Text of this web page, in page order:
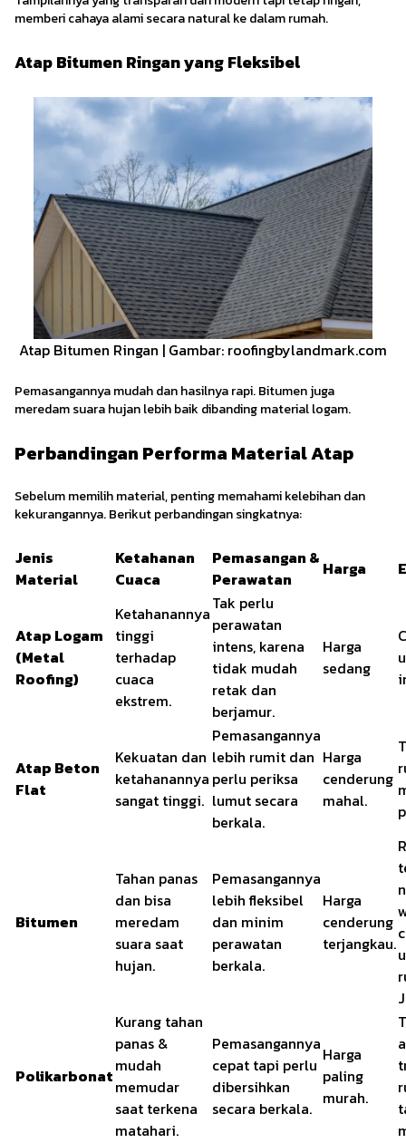
memberi cahaya alami secara natural ke dalam rumah.
Atap Bitumen Ringan yang Fleksibel
Atap Bitumen Ringan | Gambar: roofingbylandmark.com
Pemasangannya mudah dan hasilnya rapi. Bitumen juga
meredam suara hujan lebih baik dibanding material logam.
Perbandingan Performa Material Atap
Sebelum memilih material, penting memahami kelebihan dan
kekurangannya. Berikut perbandingan singkatnya:
Jenis
Material
Ketahanan
Cuaca
Pemasangan &
Perawatan
Harga
Atap Logam
(Metal
Roofing)
Ketahanannya
tinggi
terhadap
cuaca
ekstrem.
Tak perlu
perawatan
intens, karena
tidak mudah
retak dan
berjamur.
Harga
sedang
Atap Beton
Flat
Kekuatan dan
ketahanannya
sangat tinggi.
Pemasangannya
lebih rumit dan
perlu periksa
lumut secara
berkala.
Harga
cenderung
mahal.
Bitumen
Tahan panas
dan bisa
meredam
suara saat
hujan.
Pemasangannya
lebih fleksibel
dan minim
perawatan
berkala.
Harga
cenderung
terjangkau.
Polikarbonat
Kurang tahan
panas &
mudah
memudar
saat terkena
matahari.
Pemasangannya
cepat tapi perlu
dibersihkan
secara berkala.
Harga
paling
murah.